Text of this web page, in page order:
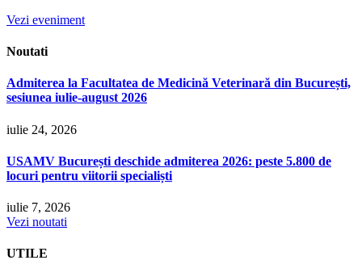
Vezi eveniment
Noutati
Admiterea la Facultatea de Medicină Veterinară din București,
sesiunea iulie-august 2026
iulie 24, 2026
USAMV București deschide admiterea 2026: peste 5.800 de
locuri pentru viitorii specialiști
iulie 7, 2026
Vezi noutati
UTILE